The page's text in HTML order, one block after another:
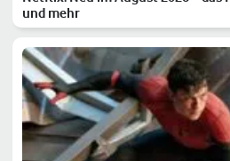
und mehr